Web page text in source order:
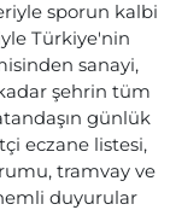
sporun kalbi
Türkiye'nin
sanayi,
şehrin tüm
günlük
eczane listesi,
tramvay ve
duyurular